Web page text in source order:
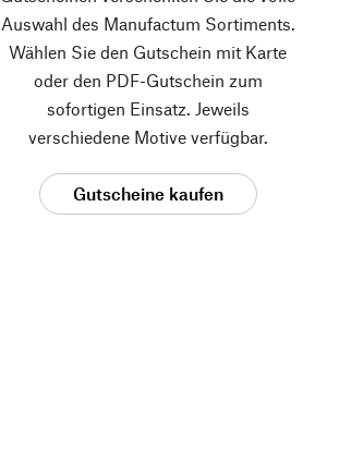
Auswahl des Manufactum Sortiments.
Wählen Sie den Gutschein mit Karte
oder den PDF-Gutschein zum
sofortigen Einsatz. Jeweils
verschiedene Motive verfügbar.
Gutscheine kaufen